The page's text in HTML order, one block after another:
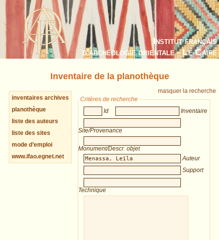
Institut français
d’archéologie orientale - Le Caire
Inventaire de la planothèque
inventaires archives
planothèque
liste des auteurs
liste des sites
mode d’emploi
www.ifao.egnet.net
masquer la recherche
Critères de recherche
Id
Inventaire
Site/Provenance
Monument/Descr. objet
Auteur
Support
Technique